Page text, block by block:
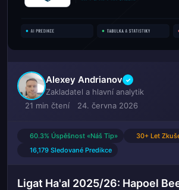
Alexey Andrianov ✓
Zakladatel a hlavní analytik
21 min čtení
24. června 2026
60.3% Úspěšnost «Náš Tip»
30+ Let
16,179 Sledované Predikce
Ligat Ha'al 2025/26: Hapoel